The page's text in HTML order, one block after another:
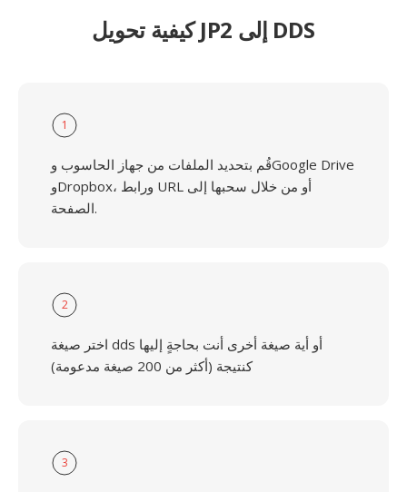
كيفية تحويل JP2 إلى DDS
1
قُم بتحديد الملفات من جهاز الحاسوب وGoogle Drive
وDropbox، ورابط URL أو من خلال سحبها إلى
الصفحة.
2
اختر صيغة dds أو أية صيغة أخرى أنت بحاجةٍ إليها
كنتيجة (أكثر من 200 صيغة مدعومة)
3